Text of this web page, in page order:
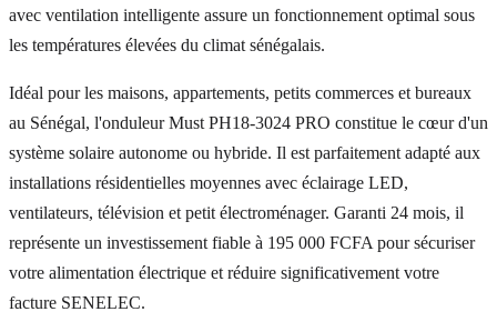
avec ventilation intelligente assure un fonctionnement optimal sous
les températures élevées du climat sénégalais.
Idéal pour les maisons, appartements, petits commerces et bureaux
au Sénégal, l'onduleur Must PH18-3024 PRO constitue le cœur d'un
système solaire autonome ou hybride. Il est parfaitement adapté aux
installations résidentielles moyennes avec éclairage LED,
ventilateurs, télévision et petit électroménager. Garanti 24 mois, il
représente un investissement fiable à 195 000 FCFA pour sécuriser
votre alimentation électrique et réduire significativement votre
facture SENELEC.